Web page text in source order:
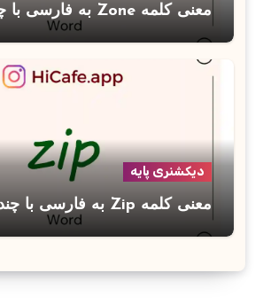
معنی کلمه Zone به فارسی با چند مثال
دیکشنری پایه
معنی کلمه Zip به فارسی با چند مثال